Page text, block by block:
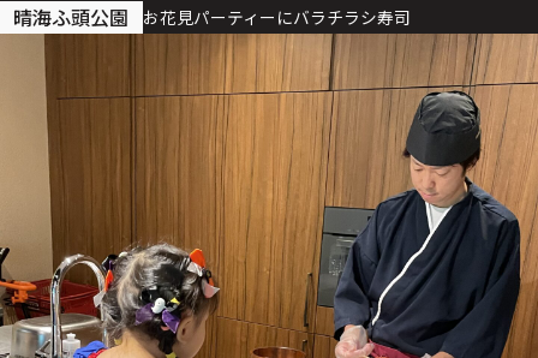
晴海ふ頭公園 お花見パーティーにバラチラシ寿司